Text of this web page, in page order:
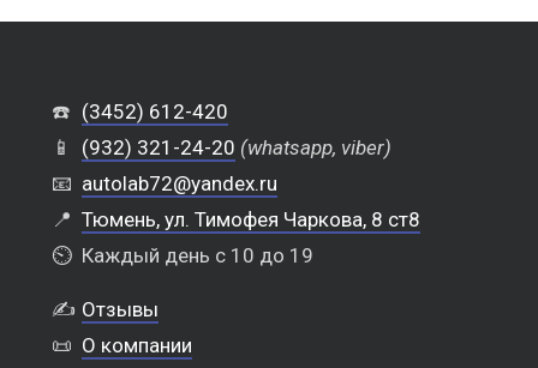
☎️ (3452) 612-420
📱
(932) 321-24-20 (whatsapp, viber)
📧 autolab72@yandex.ru
📍 Тюмень, ул. Тимофея Чаркова, 8 ст8
⏲️ Каждый день с 10 до 19
✍️ Отзывы
📜 О компании